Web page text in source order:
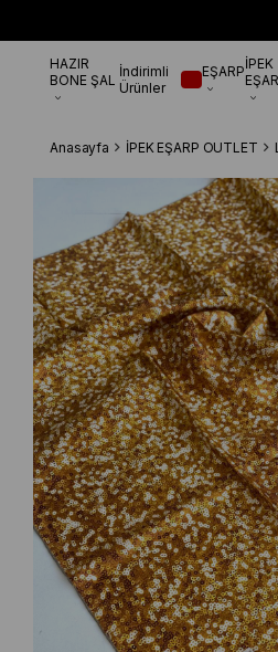
HAZIR
BONE ŞAL İndirimli
Ürünler
EŞARPİPEK
Anasayfa İPEK EŞARP OUTLET